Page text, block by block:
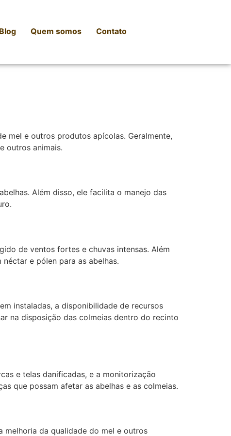
Blog Quem somos Contato
mel e outros produtos apícolas. Geralmente,
outros animais.
Além disso, ele facilita o manejo das
de ventos fortes e chuvas intensas. Além
e pólen para as abelhas.
instaladas, a disponibilidade de recursos
na disposição das colmeias dentro do recinto
e telas danificadas, e a monitorização
que possam afetar as abelhas e as colmeias.
melhoria da qualidade do mel e outros